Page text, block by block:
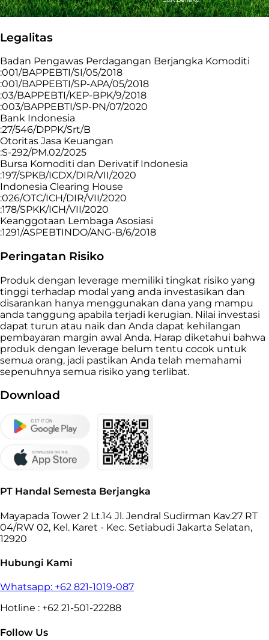
Legalitas
Badan Pengawas Perdagangan Berjangka Komoditi
:001/BAPPEBTI/SI/05/2018
:001/BAPPEBTI/SP-APA/05/2018
:03/BAPPEBTI/KEP-BPK/9/2018
:003/BAPPEBTI/SP-PN/07/2020
Bank Indonesia
:27/546/DPPK/Srt/B
Otoritas Jasa Keuangan
:S-292/PM.02/2025
Bursa Komoditi dan Derivatif Indonesia
:197/SPKB/ICDX/DIR/VII/2020
Indonesia Clearing House
:026/OTC/ICH/DIR/VII/2020
:178/SPKK/ICH/VII/2020
Keanggotaan Lembaga Asosiasi
:1291/ASPEBTINDO/ANG-B/6/2018
Peringatan Risiko
Produk dengan leverage memiliki tingkat risiko yang
tinggi terhadap modal yang anda investasikan dan
disarankan hanya menggunakan dana yang mampu
anda tanggung apabila terjadi kerugian. Nilai investasi
dapat turun atau naik dan Anda dapat kehilangan
pembayaran margin awal Anda. Harap diketahui bahwa
produk dengan leverage belum tentu cocok untuk
semua orang, jadi pastikan Anda telah memahami
sepenuhnya semua risiko yang terlibat.
Download
PT Handal Semesta Berjangka
Mayapada Tower 2 Lt.14 Jl. Jendral Sudirman Kav.27 RT
04/RW 02, Kel. Karet - Kec. Setiabudi Jakarta Selatan,
12920
Hubungi Kami
Whatsapp: +62 821-1019-087
Hotline : +62 21-501-22288
Follow Us